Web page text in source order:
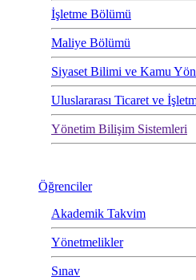
İşletme Bölümü
Maliye Bölümü
Siyaset Bilimi ve Kamu
Uluslararası Ticaret ve
Yönetim Bilişim Sistemleri
Öğrenciler
Akademik Takvim
Yönetmelikler
Sınav